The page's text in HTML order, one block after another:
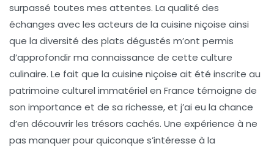
surpassé toutes mes attentes. La qualité des
échanges avec les acteurs de la cuisine niçoise ainsi
que la diversité des plats dégustés m’ont permis
d’approfondir ma connaissance de cette culture
culinaire. Le fait que la cuisine niçoise ait été inscrite au
patrimoine culturel immatériel en France témoigne de
son importance et de sa richesse, et j’ai eu la chance
d’en découvrir les trésors cachés. Une expérience à ne
pas manquer pour quiconque s’intéresse à la